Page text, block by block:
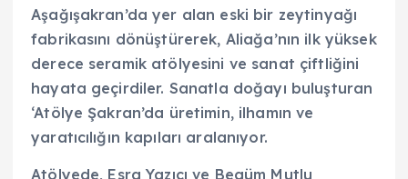
Aşağışakran’da yer alan eski bir zeytinyağı
fabrikasını dönüştürerek, Aliağa’nın ilk yüksek
derece seramik atölyesini ve sanat çiftliğini
hayata geçirdiler. Sanatla doğayı buluşturan
‘Atölye Şakran’da üretimin, ilhamın ve
yaratıcılığın kapıları aralanıyor.
Atölyede, Esra Yazıcı ve Begüm Mutlu